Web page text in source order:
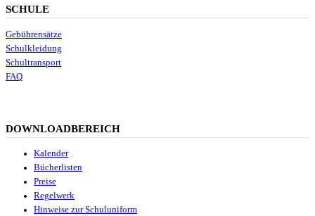
SCHULE
Gebührensätze
Schulkleidung
Schultransport
FAQ
DOWNLOADBEREICH
Kalender
Bücherlisten
Preise
Regelwerk
Hinweise zur Schuluniform